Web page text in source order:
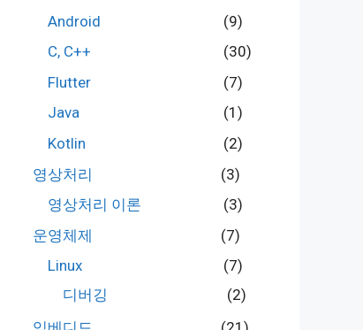
Android
(9)
C, C++
(30)
Flutter
(7)
Java
(1)
Kotlin
(2)
영상처리
(3)
영상처리 이론
(3)
운영체제
(7)
Linux
(7)
디버깅
(2)